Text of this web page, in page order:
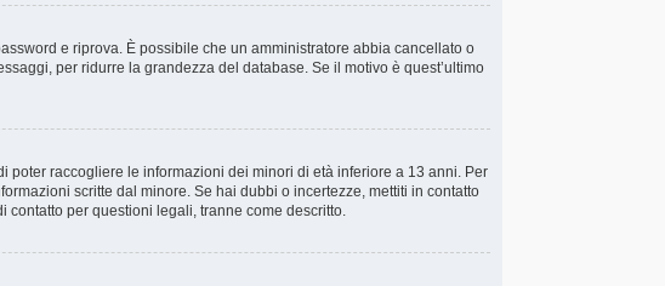
e riprova. È possibile che un amministratore abbia cancellato o
per ridurre la grandezza del database. Se il motivo è quest’ultimo
raccogliere le informazioni dei minori di età inferiore a 13 anni. Per
scritte dal minore. Se hai dubbi o incertezze, mettiti in contatto
per questioni legali, tranne come descritto.